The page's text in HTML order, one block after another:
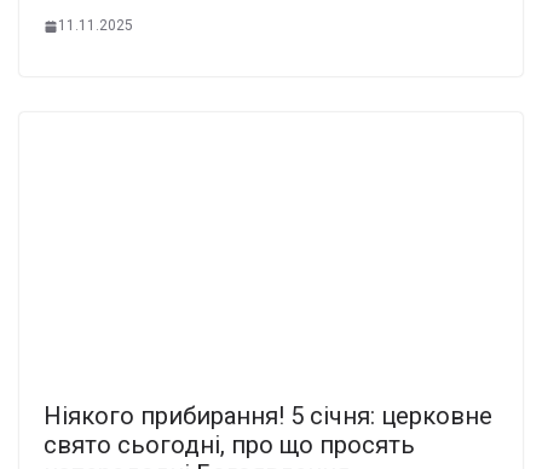
11.11.2025
Ніякого прибирання! 5 січня: церковне
свято сьогодні, про що просять